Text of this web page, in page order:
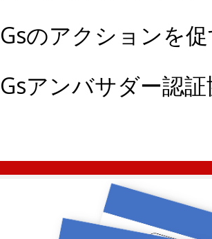
のアクションを
アンバサダー認